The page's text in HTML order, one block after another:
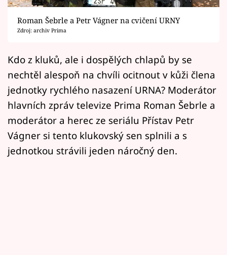
Filmový festival Karlovy Vary
Pořady
Mámy sobě
Přihlášení
Sledujte nás
Roman Šebrle a Petr Vágner na cvičení URNY
Zdroj: archiv Prima
Kdo z kluků, ale i dospělých chlapů by se
nechtěl alespoň na chvíli ocitnout v kůži člena
jednotky rychlého nasazení URNA? Moderátor
hlavních zpráv televize Prima Roman Šebrle a
moderátor a herec ze seriálu Přístav Petr
Vágner si tento klukovský sen splnili a s
jednotkou strávili jeden náročný den.